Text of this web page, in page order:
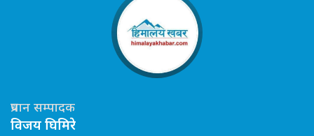
प्रधान सम्पादक
विजय घिमिरे